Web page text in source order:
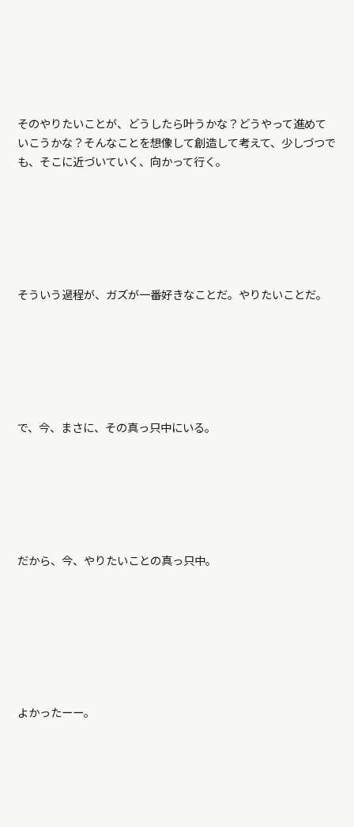
そのやりたいことが、どうしたら叶うかな？どうやって進めて
いこうかな？そんなことを想像して創造して考えて、少しづつで
も、そこに近づいていく、向かって行く。
そういう過程が、ガズが一番好きなことだ。やりたいことだ。
で、今、まさに、その真っ只中にいる。
だから、今、やりたいことの真っ只中。
よかったーー。